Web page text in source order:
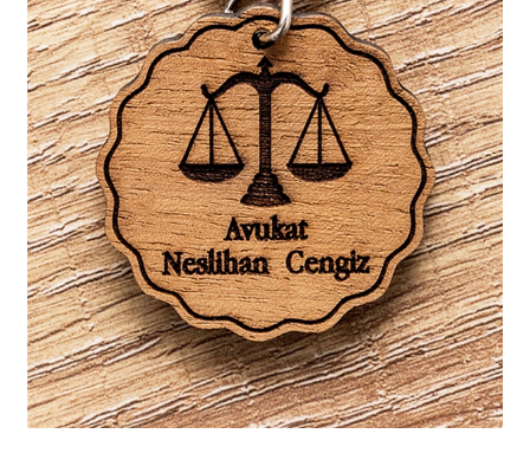
Blog
Facebook
Instagram